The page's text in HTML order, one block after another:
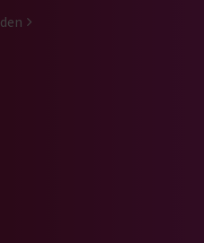
på
oss på